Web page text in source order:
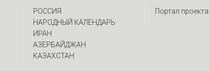
РОССИЯ
НАРОДНЫЙ КАЛЕНДАРЬ
ИРАН
АЗЕРБАЙДЖАН
КАЗАХСТАН
Портал проекта